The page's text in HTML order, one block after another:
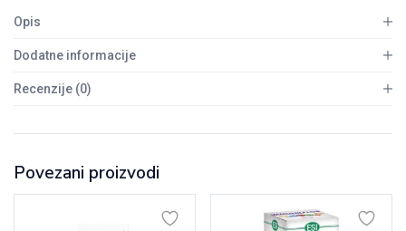
Opis
Dodatne informacije
Recenzije (0)
Povezani proizvodi